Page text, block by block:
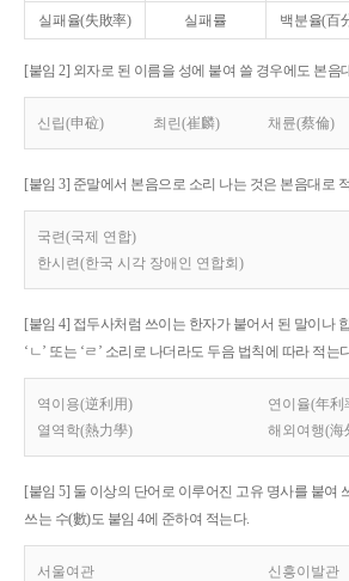
실패율(失敗率) 실패률 백분율(百
[붙임 2] 외자로 된 이름을 성에 붙여 쓸 경우에도 본음
신립(申砬) 최린(崔麟) 채륜(蔡倫)
[붙임 3] 준말에서 본음으로 소리 나는 것은 본음대로
국련(국제 연합)
한시련(한국 시각 장애인 연합회)
[붙임 4] 접두사처럼 쓰이는 한자가 붙어서 된 말이나
‘ㄴ’ 또는 ‘ㄹ’ 소리로 나더라도 두음 법칙에 따라 적는
역이용(逆利用)
연이율(年利
열역학(熱力學)
해외여행(海
[붙임 5] 둘 이상의 단어로 이루어진 고유 명사를 붙여
쓰는 수(數)도 붙임 4에 준하여 적는다.
서울여관 신흥이발관